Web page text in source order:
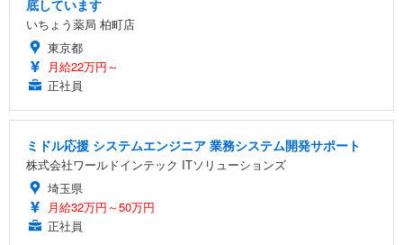
底しています
いちょう薬局 柏町店
東京都
月給22万円～
正社員
ミドル応援 システムエンジニア 業務システム開発サポート
株式会社ワールドインテック ITソリューションズ
埼玉県
月給32万円～50万円
正社員